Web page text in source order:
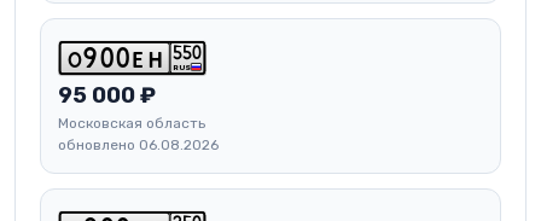
o9 00 e h RUS
550
95 000 ₽
Московская область
обновлено 06.08.2026